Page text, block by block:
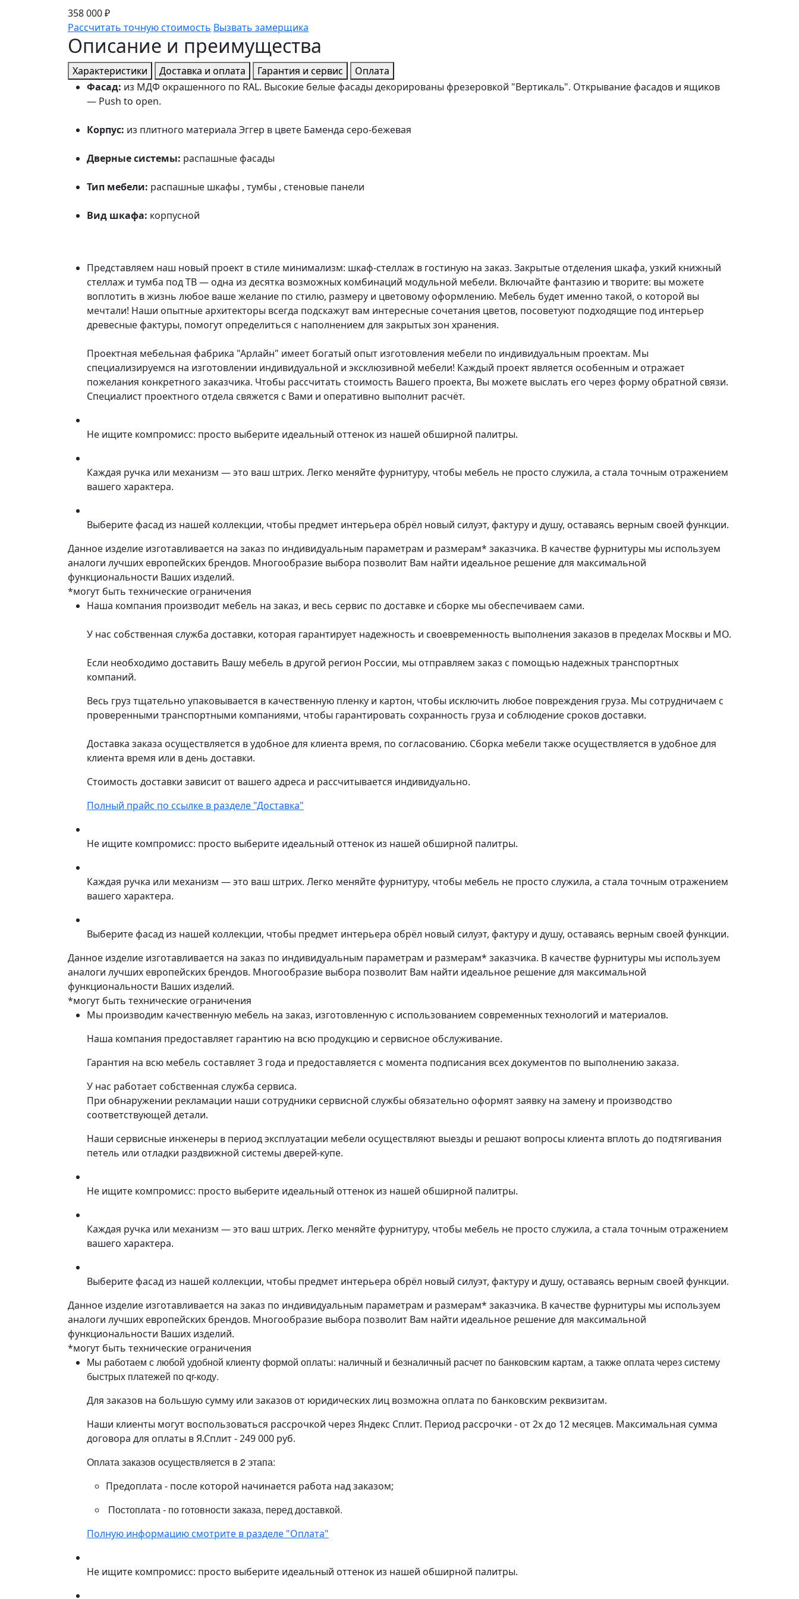
358 000 ₽
Рассчитать точную стоимость Вызвать замерщика
Описание и преимущества
Характеристики Доставка и оплата Гарантия и сервис
Оплата
Фасад: из МДФ окрашенного по RAL. Высокие белые фасады декорированы фрезеровкой "Вертикаль". Открывание фасадов и ящиков
— Push to open.
Корпус: из плитного материала Эггер в цвете Баменда серо-бежевая
Дверные системы: распашные фасады
Тип мебели: распашные шкафы , тумбы , стеновые панели
Вид шкафа: корпусной
Представляем наш новый проект в стиле минимализм: шкаф-стеллаж в гостиную на заказ. Закрытые отделения шкафа, узкий книжный
стеллаж и тумба под ТВ — одна из десятка возможных комбинаций модульной мебели. Включайте фантазию и творите: вы можете
воплотить в жизнь любое ваше желание по стилю, размеру и цветовому оформлению. Мебель будет именно такой, о которой вы
мечтали! Наши опытные архитекторы всегда подскажут вам интересные сочетания цветов, посоветуют подходящие под интерьер
древесные фактуры, помогут определиться с наполнением для закрытых зон хранения.
Проектная мебельная фабрика "Арлайн" имеет богатый опыт изготовления мебели по индивидуальным проектам. Мы
специализируемся на изготовлении индивидуальной и эксклюзивной мебели! Каждый проект является особенным и отражает
пожелания конкретного заказчика. Чтобы рассчитать стоимость Вашего проекта, Вы можете выслать его через форму обратной связи.
Специалист проектного отдела свяжется с Вами и оперативно выполнит расчёт.
Не ищите компромисс: просто выберите идеальный оттенок из нашей обширной палитры.
Каждая ручка или механизм — это ваш штрих. Легко меняйте фурнитуру, чтобы мебель не просто служила, а стала точным отражением
вашего характера.
Выберите фасад из нашей коллекции, чтобы предмет интерьера обрёл новый силуэт, фактуру и душу, оставаясь верным своей функции.
Данное изделие изготавливается на заказ по индивидуальным параметрам и размерам* заказчика. В качестве фурнитуры мы используем
аналоги лучших европейских брендов. Многообразие выбора позволит Вам найти идеальное решение для максимальной
функциональности Ваших изделий.
*могут быть технические ограничения
Наша компания производит мебель на заказ, и весь сервис по доставке и сборке мы обеспечиваем сами.
У нас собственная служба доставки, которая гарантирует надежность и своевременность выполнения заказов в пределах Москвы и МО.
Если необходимо доставить Вашу мебель в другой регион России, мы отправляем заказ с помощью надежных транспортных
компаний.
Весь груз тщательно упаковывается в качественную пленку и картон, чтобы исключить любое повреждения груза. Мы сотрудничаем с
проверенными транспортными компаниями, чтобы гарантировать сохранность груза и соблюдение сроков доставки.
Доставка заказа осуществляется в удобное для клиента время, по согласованию. Сборка мебели также осуществляется в удобное для
клиента время или в день доставки.
Стоимость доставки зависит от вашего адреса и рассчитывается индивидуально.
Полный прайс по ссылке в разделе "Доставка"
Не ищите компромисс: просто выберите идеальный оттенок из нашей обширной палитры.
Каждая ручка или механизм — это ваш штрих. Легко меняйте фурнитуру, чтобы мебель не просто служила, а стала точным отражением
вашего характера.
Выберите фасад из нашей коллекции, чтобы предмет интерьера обрёл новый силуэт, фактуру и душу, оставаясь верным своей функции.
Данное изделие изготавливается на заказ по индивидуальным параметрам и размерам* заказчика. В качестве фурнитуры мы используем
аналоги лучших европейских брендов. Многообразие выбора позволит Вам найти идеальное решение для максимальной
функциональности Ваших изделий.
*могут быть технические ограничения
Мы производим качественную мебель на заказ, изготовленную с использованием современных технологий и материалов.
Наша компания предоставляет гарантию на всю продукцию и сервисное обслуживание.
Гарантия на всю мебель составляет 3 года и предоставляется с момента подписания всех документов по выполнению заказа.
У нас работает собственная служба сервиса.
При обнаружении рекламации наши сотрудники сервисной службы обязательно оформят заявку на замену и производство
соответствующей детали.
Наши сервисные инженеры в период эксплуатации мебели осуществляют выезды и решают вопросы клиента вплоть до подтягивания
петель или отладки раздвижной системы дверей-купе.
Не ищите компромисс: просто выберите идеальный оттенок из нашей обширной палитры.
Каждая ручка или механизм — это ваш штрих. Легко меняйте фурнитуру, чтобы мебель не просто служила, а стала точным отражением
вашего характера.
Выберите фасад из нашей коллекции, чтобы предмет интерьера обрёл новый силуэт, фактуру и душу, оставаясь верным своей функции.
Данное изделие изготавливается на заказ по индивидуальным параметрам и размерам* заказчика. В качестве фурнитуры мы используем
аналоги лучших европейских брендов. Многообразие выбора позволит Вам найти идеальное решение для максимальной
функциональности Ваших изделий.
*могут быть технические ограничения
Мы работаем с любой удобной клиенту формой оплаты: наличный и безналичный расчет по банковским картам, а также оплата через систему
быстрых платежей по qr-коду.
Для заказов на большую сумму или заказов от юридических лиц возможна оплата по банковским реквизитам.
Наши клиенты могут воспользоваться рассрочкой через Яндекс Сплит. Период рассрочки - от 2х до 12 месяцев. Максимальная сумма
договора для оплаты в Я.Сплит - 249 000 руб.
Оплата заказов осуществляется в 2 этапа:
Предоплата - после которой начинается работа над заказом;
Постоплата - по готовности заказа, перед доставкой.
Полную информацию смотрите в разделе "Оплата"
Не ищите компромисс: просто выберите идеальный оттенок из нашей обширной палитры.